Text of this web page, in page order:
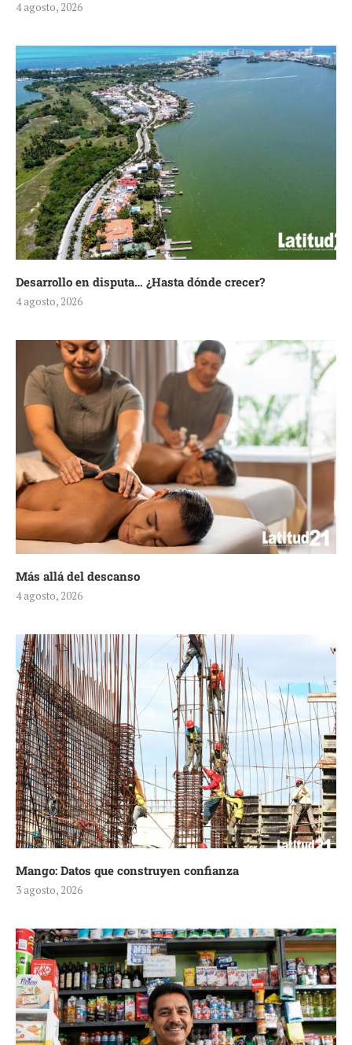
4 agosto, 2026
Desarrollo en disputa… ¿Hasta dónde crecer?
4 agosto, 2026
Más allá del descanso
4 agosto, 2026
Mango: Datos que construyen confianza
3 agosto, 2026